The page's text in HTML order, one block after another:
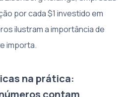
por cada $1 investido em
ilustram a importância de
importa.
na prática:
contam